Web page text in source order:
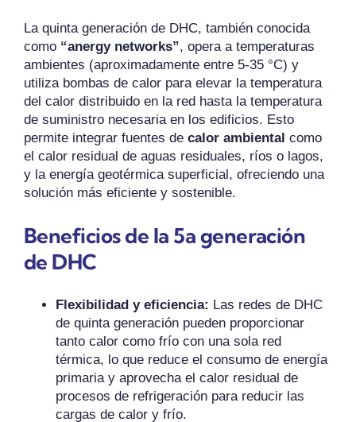
La quinta generación de DHC, también conocida
como “anergy networks”, opera a temperaturas
ambientes (aproximadamente entre 5-35 °C) y
utiliza bombas de calor para elevar la temperatura
del calor distribuido en la red hasta la temperatura
de suministro necesaria en los edificios. Esto
permite integrar fuentes de calor ambiental como
el calor residual de aguas residuales, ríos o lagos,
y la energía geotérmica superficial, ofreciendo una
solución más eficiente y sostenible.
Beneficios de la 5a generación
de DHC
Flexibilidad y eficiencia: Las redes de DHC
de quinta generación pueden proporcionar
tanto calor como frío con una sola red
térmica, lo que reduce el consumo de energía
primaria y aprovecha el calor residual de
procesos de refrigeración para reducir las
cargas de calor y frío.